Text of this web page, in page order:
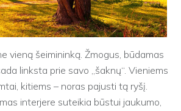
vieną šeimininką. Žmogus, būdamas
linksta prie savo „šaknų“. Vieniems
kitiems – noras pajusti tą ryšį.
interjere suteikia būstui jaukumo,